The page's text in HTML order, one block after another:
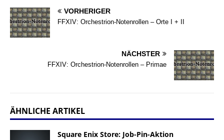
VORHERIGER
FFXIV: Orchestrion-Notenrollen – Orte I + II
NÄCHSTER
FFXIV: Orchestrion-Notenrollen – Primae
ÄHNLICHE ARTIKEL
Square Enix Store: Job-Pin-Aktion